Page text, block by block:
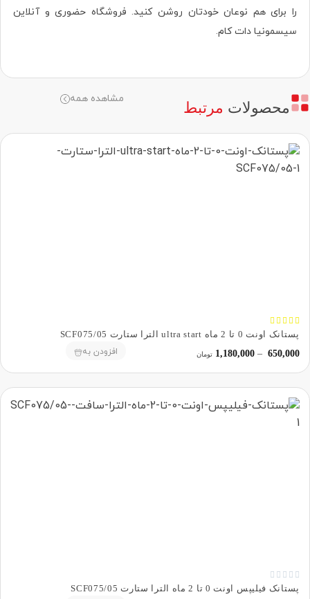
را برای هم نوعان خودتان روشن کنید. فروشگاه حضوری‌ و آنلاین
سیسمونیا دات کام.
محصولات مرتبط
مشاهده همه





پستانک اونت 0 تا 2 ماه ultra start الترا ستارت SCF075/05
650,000
–
1,180,000 تومان افزودن به





پستانک فیلیپس اونت 0 تا 2 ماه الترا ستارت SCF075/05